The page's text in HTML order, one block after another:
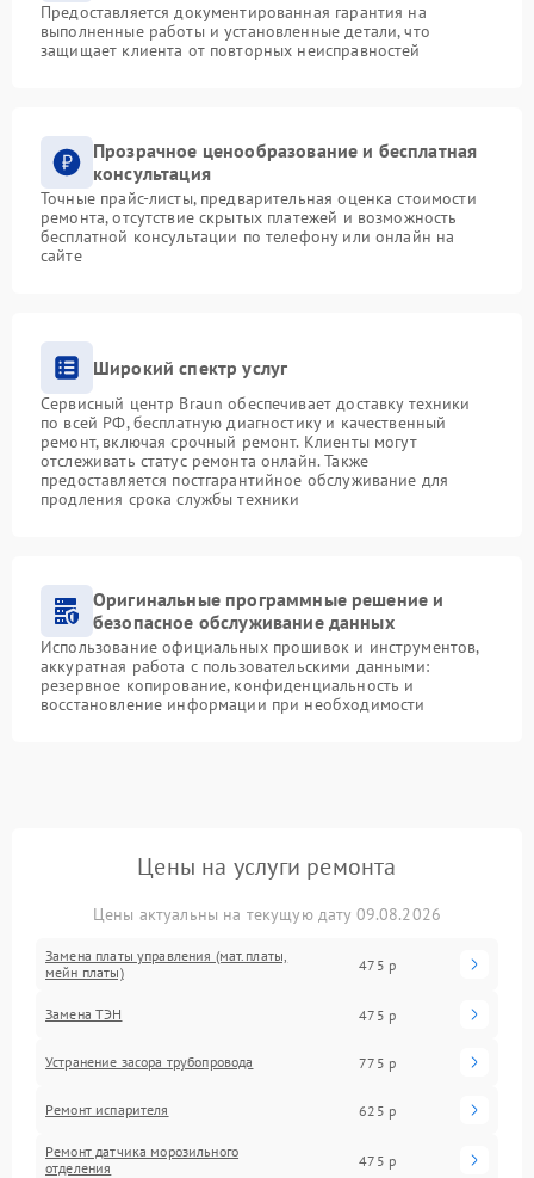
Предоставляется документированная гарантия на
выполненные работы и установленные детали, что
защищает клиента от повторных неисправностей
Прозрачное ценообразование и бесплатная
консультация
Точные прайс-листы, предварительная оценка стоимости
ремонта, отсутствие скрытых платежей и возможность
бесплатной консультации по телефону или онлайн на
сайте
Широкий спектр услуг
Сервисный центр Braun обеспечивает доставку техники
по всей РФ, бесплатную диагностику и качественный
ремонт, включая срочный ремонт. Клиенты могут
отслеживать статус ремонта онлайн. Также
предоставляется постгарантийное обслуживание для
продления срока службы техники
Оригинальные программные решение и
безопасное обслуживание данных
Использование официальных прошивок и инструментов,
аккуратная работа с пользовательскими данными:
резервное копирование, конфиденциальность и
восстановление информации при необходимости
Цены на услуги ремонта
Цены актуальны на текущую дату 09.08.2026
Замена платы управления (мат.платы,
мейн платы)
475 р
Замена ТЭН 475 р
Устранение засора трубопровода 775 р
Ремонт испарителя 625 р
Ремонт датчика морозильного
отделения
475 р